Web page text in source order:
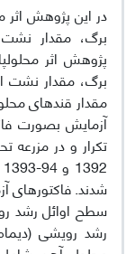
در این پژوهش
برگ، مقدار نشت
پژوهش اثر
برگ، مقدار نشت
مقدار قندهای
آزمایش بصورت
شدند. فاکتورهای
سطح اوائل رشد
رشد رویشی